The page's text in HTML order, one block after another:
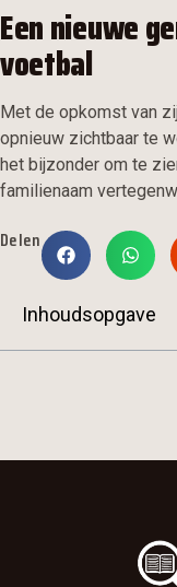
Een nieuwe
voetbal
Met de opkomst van
opnieuw zichtbaar te
het bijzonder om te
familienaam
Delen
Inhoudsopgave